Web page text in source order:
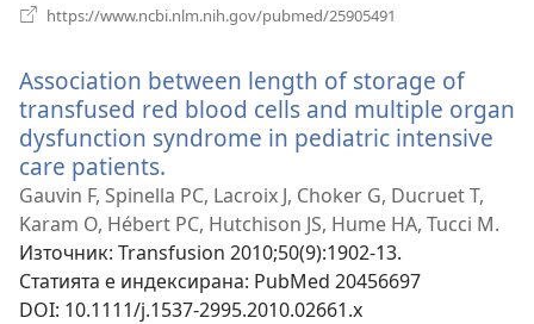
https://www.ncbi.nlm.nih.gov/pubmed/25905491
Association between length of storage of
transfused red blood cells and multiple organ
dysfunction syndrome in pediatric intensive
care patients.
нов
прозорец)
Gauvin F, Spinella PC, Lacroix J, Choker G, Ducruet T,
Karam O, Hébert PC, Hutchison JS, Hume HA, Tucci M.
Източник‎: Transfusion 2010;50(9):1902-13.
Статията е индексирана‎: PubMed 20456697
DOI‎: 10.1111/j.1537-2995.2010.02661.x